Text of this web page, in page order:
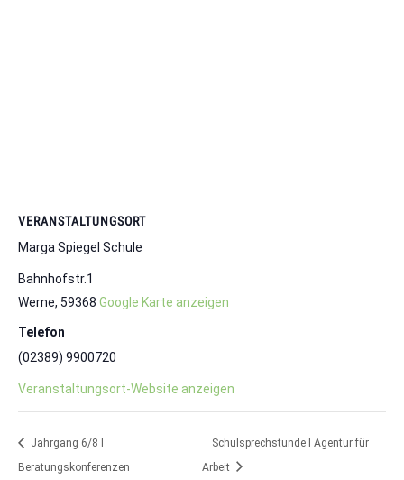
VERANSTALTUNGSORT
Marga Spiegel Schule
Bahnhofstr.1
Werne, 59368 Google Karte anzeigen
Telefon
(02389) 9900720
Veranstaltungsort-Website anzeigen
Jahrgang 6/8 I
Beratungskonferenzen
Schulsprechstunde I Agentur für
Arbeit